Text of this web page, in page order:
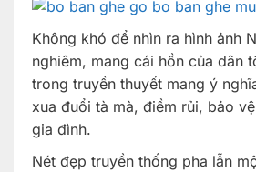
Không khó để nhìn ra hình ảnh
nghiêm, mang cái hồn của dân
trong truyền thuyết mang ý
xua đuổi tà mà, điềm rủi, bảo
gia đình.
Nét đẹp truyền thống pha lẫn